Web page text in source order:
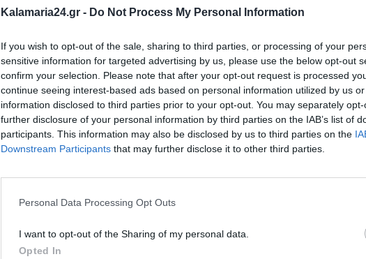
Kalamaria24.gr - Do Not Process My Personal Information
If you wish to opt-out of the sale, sharing to third parties, or processing of your
sensitive information for targeted advertising by us, please use the below opt-out
confirm your selection. Please note that after your opt-out request is processed
continue seeing interest-based ads based on personal information utilized by us
information disclosed to third parties prior to your opt-out. You may separately
further disclosure of your personal information by third parties on the IAB’s list of
participants. This information may also be disclosed by us to third parties on the
Downstream Participants that may further disclose it to other third parties.
Personal Data Processing Opt Outs
I want to opt-out of the Sharing of my personal data.
Opted In